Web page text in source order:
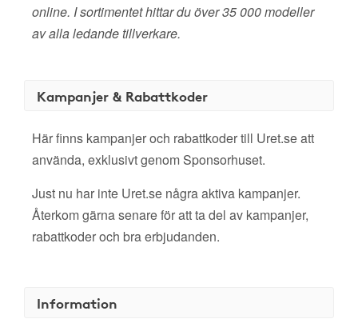
online. I sortimentet hittar du över 35 000 modeller
av alla ledande tillverkare.
Kampanjer & Rabattkoder
Här finns kampanjer och rabattkoder till Uret.se att
använda, exklusivt genom Sponsorhuset.
Just nu har inte Uret.se några aktiva kampanjer.
Återkom gärna senare för att ta del av kampanjer,
rabattkoder och bra erbjudanden.
Information